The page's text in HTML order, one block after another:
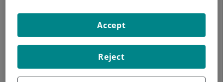
Nuestros blogs
Reject
Accept